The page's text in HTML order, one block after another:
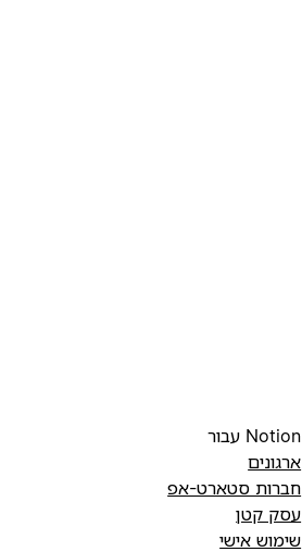
Notion עבור
ארגונים
חברות סטארט-אפ
עסק קטן
שימוש אישי